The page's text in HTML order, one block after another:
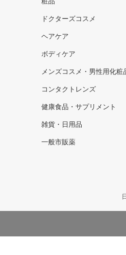
ドクターズコスメ
ヘアケア
ボディケア
メンズコスメ・男性用化粧
コンタクトレンズ
健康食品・サプリメント
雑貨・日用品
一般市販薬